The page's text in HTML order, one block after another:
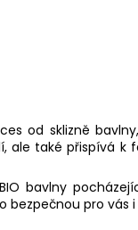
od sklizně
ale také přispívá k
bavlny
pro vás